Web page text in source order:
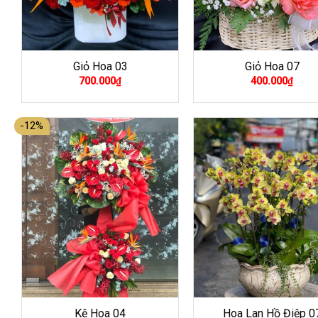
Giỏ Hoa 03
700.000₫
Giỏ Hoa 07
400.000₫
-12%
Kệ Hoa 04 Hoa Lan Hồ Điệp